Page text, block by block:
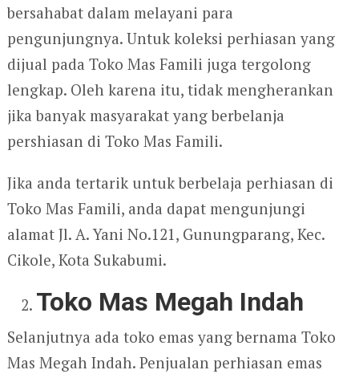
bersahabat dalam melayani para
pengunjungnya. Untuk koleksi perhiasan yang
dijual pada Toko Mas Famili juga tergolong
lengkap. Oleh karena itu, tidak mengherankan
jika banyak masyarakat yang berbelanja
pershiasan di Toko Mas Famili.
Jika anda tertarik untuk berbelaja perhiasan di
Toko Mas Famili, anda dapat mengunjungi
alamat Jl. A. Yani No.121, Gunungparang, Kec.
Cikole, Kota Sukabumi.
Toko Mas Megah Indah
Selanjutnya ada toko emas yang bernama Toko
Mas Megah Indah. Penjualan perhiasan emas